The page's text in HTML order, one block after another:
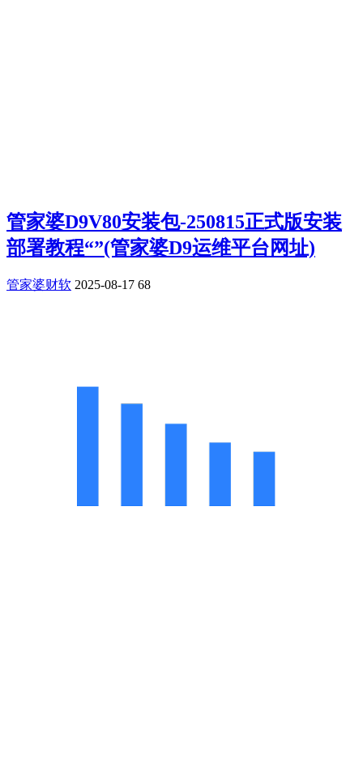
管家婆D9V80安装包-250815正式版安装
部署教程“”(管家婆D9运维平台网址)
管家婆财软 2025-08-17 68